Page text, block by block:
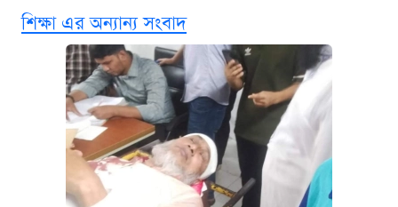
ভাতা
ঢাবির সূর্যসেন হলে সমকামিতার অভিযোগে দুইজন
আটক
দেশের বাজারে ফের বেড়েছে সোনার দাম
শিক্ষা এর অন্যান্য সংবাদ